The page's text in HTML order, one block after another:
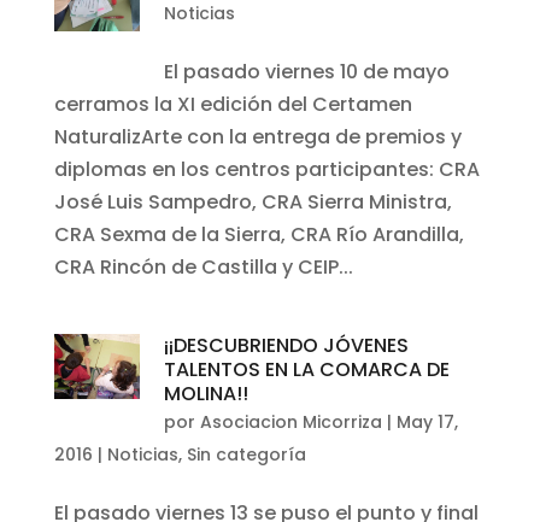
Noticias
El pasado viernes 10 de mayo
cerramos la XI edición del Certamen
NaturalizArte con la entrega de premios y
diplomas en los centros participantes: CRA
José Luis Sampedro, CRA Sierra Ministra,
CRA Sexma de la Sierra, CRA Río Arandilla,
CRA Rincón de Castilla y CEIP...
¡¡DESCUBRIENDO JÓVENES
TALENTOS EN LA COMARCA DE
MOLINA!!
porAsociacion Micorriza | May 17,
2016 | Noticias, Sin categoría
El pasado viernes 13 se puso el punto y final